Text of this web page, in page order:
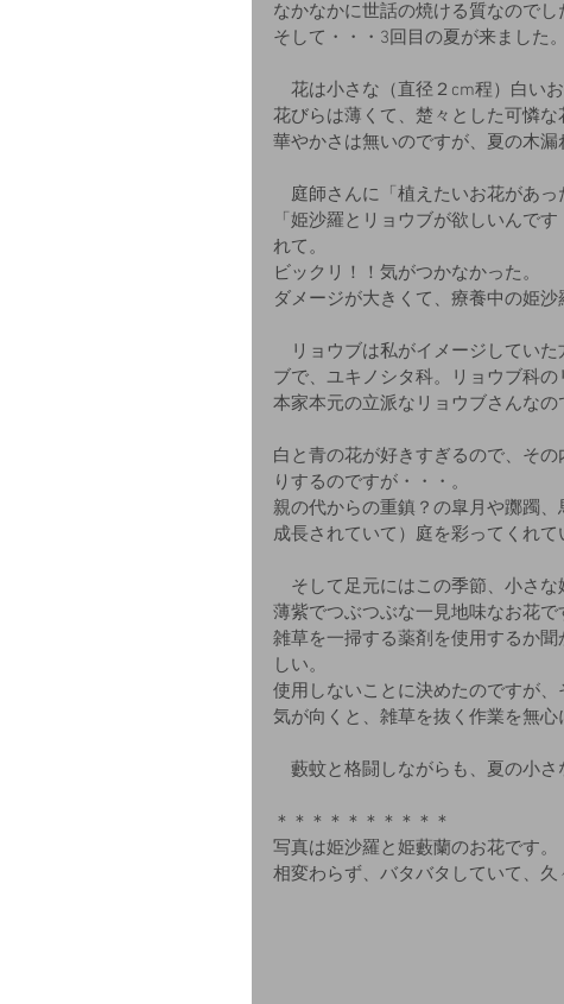
なかなかに世話の焼ける質なのでし
そして・・・3回目の夏が来ました。
花は小さな（直径２cm程）白いお
花びらは薄くて、楚々とした可憐な
華やかさは無いのですが、夏の木漏
庭師さんに「植えたいお花があっ
「姫沙羅とリョウブが欲しいんで
れて。
ビックリ！！気がつかなかった。
ダメージが大きくて、療養中の姫
リョウブは私がイメージしていた
ブで、ユキノシタ科。リョウブ科の
本家本元の立派なリョウブさんなの
白と青の花が好きすぎるので、そ
りするのですが・・・。
親の代からの重鎮？の皐月や躑躅
成長されていて）庭を彩ってくれ
そして足元にはこの季節、小さな
薄紫でつぶつぶな一見地味なお花で
雑草を一掃する薬剤を使用するか
しい。
使用しないことに決めたのですが、
気が向くと、雑草を抜く作業を無心
藪蚊と格闘しながらも、夏の小さ
＊＊＊＊＊＊＊＊＊＊
写真は姫沙羅と姫藪蘭のお花です。
相変わらず、バタバタしていて、久